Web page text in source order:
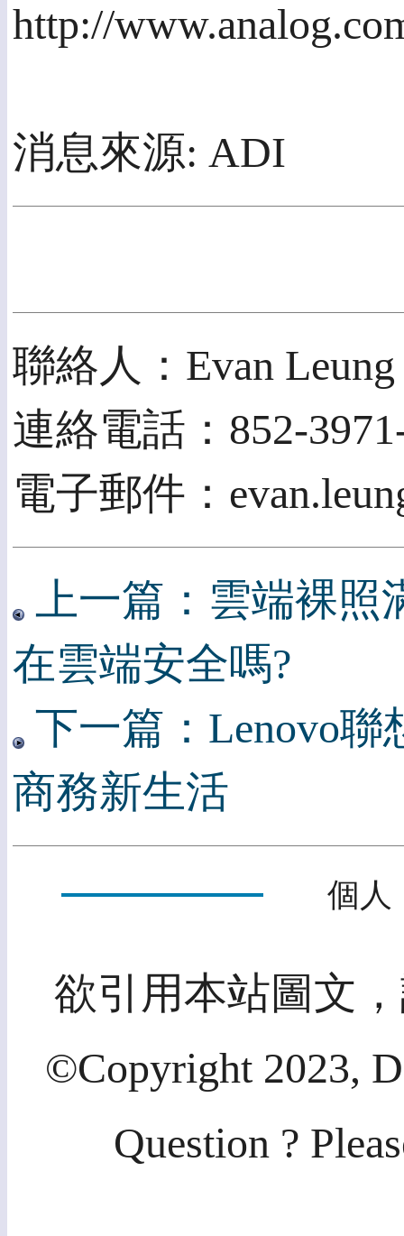
http://
消息來源: ADI
聯絡人：Evan Leung
連絡電話：852-
電子郵件：
上一篇：雲端裸
在雲端安全嗎?
下一篇：Lenovo
商務新生活
個人
欲引用本站圖文
©Copyright 2023,
Question ?